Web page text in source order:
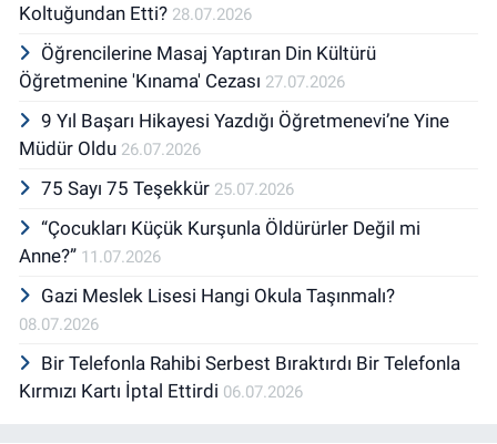
Koltuğundan Etti? 28.07.2026
Öğrencilerine Masaj Yaptıran Din Kültürü
Öğretmenine 'Kınama' Cezası 27.07.2026
9 Yıl Başarı Hikayesi Yazdığı Öğretmenevi’ne Yine
Müdür Oldu 26.07.2026
75 Sayı 75 Teşekkür 25.07.2026
“Çocukları Küçük Kurşunla Öldürürler Değil mi
Anne?” 11.07.2026
Gazi Meslek Lisesi Hangi Okula Taşınmalı?
08.07.2026
Bir Telefonla Rahibi Serbest Bıraktırdı Bir Telefonla
Kırmızı Kartı İptal Ettirdi 06.07.2026